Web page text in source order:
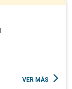
VER MÁS